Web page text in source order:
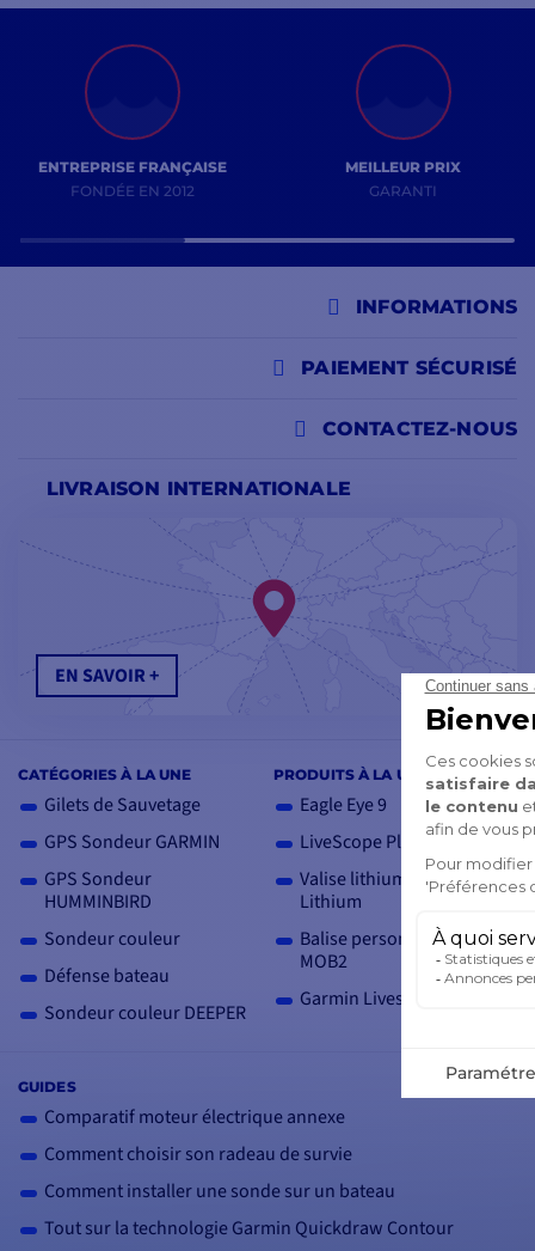
ENTREPRISE FRANÇAISE
FONDÉE EN 2012
MEILLEUR PRIX
GARANTI
INFORMATIONS
CATÉGORIES À LA UNE
Gilets de Sauvetage
GPS Sondeur GARMIN
GPS Sondeur
HUMMINBIRD
Sondeur couleur
Défense bateau
Sondeur couleur DEEPER
PRODUITS À LA UNE
Eagle Eye 9
LiveScope Plus LVS34
Valise lithium Ion 12V SH
Lithium
Balise personnelle AIS
MOB2
Garmin Livescope 2
GUIDES
Comparatif moteur électrique annexe
Comment choisir son radeau de survie
Comment installer une sonde sur un bateau
Tout sur la technologie Garmin Quickdraw Contour
LIVRAISON INTERNATIONALE
EN SAVOIR +
CONTACTEZ-NOUS
PAIEMENT SÉCURISÉ